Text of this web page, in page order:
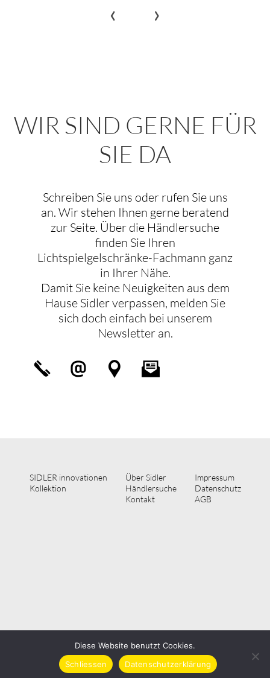
‹ ›
WIR SIND GERNE FÜR
SIE DA
Schreiben Sie uns oder rufen Sie uns
an. Wir stehen Ihnen gerne beratend
zur Seite. Über die Händlersuche
finden Sie Ihren
Lichtspielgelschränke-Fachmann ganz
in Ihrer Nähe.
Damit Sie keine Neuigkeiten aus dem
Hause Sidler verpassen, melden Sie
sich doch einfach bei unserem
Newsletter an.
SIDLER innovationen
Kollektion
Über Sidler
Händlersuche
Kontakt
Impressum
Datenschutz
AGB
SIDLER Metallwaren AG | Hofstrasse 42, CH-8590 Romanshorn | Telefon:
+41 (0) 71 466 90 10 | E-Mail: info@sidler.swiss
Diese Website benutzt Cookies.
Schliessen
Datenschutzerklärung